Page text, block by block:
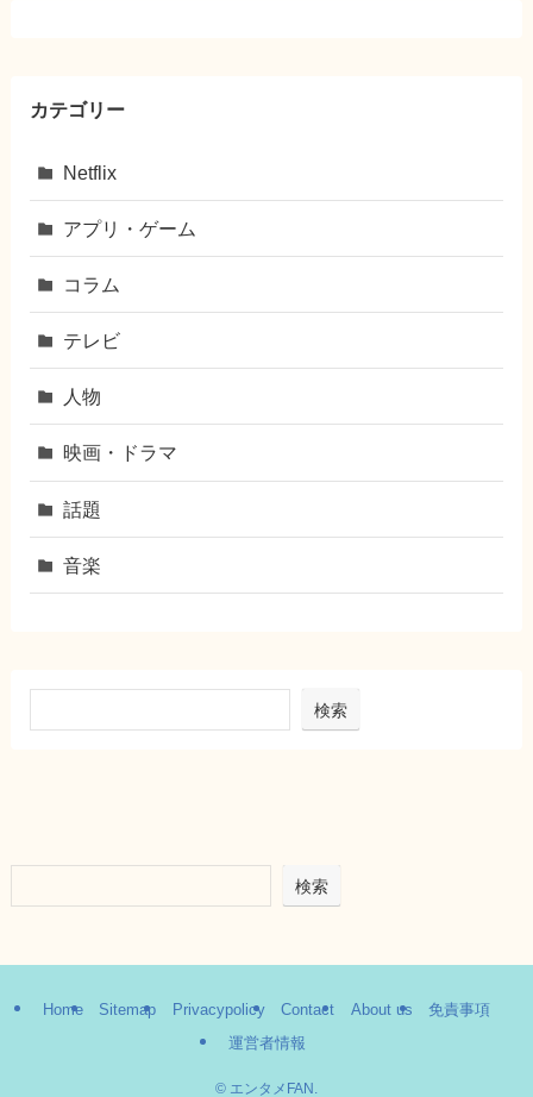
カテゴリー
Netflix
アプリ・ゲーム
コラム
テレビ
人物
映画・ドラマ
話題
音楽
検索
検索
Home Sitemap Privacypolicy Contact About us
免責事項
運営者情報
© エンタメFAN.